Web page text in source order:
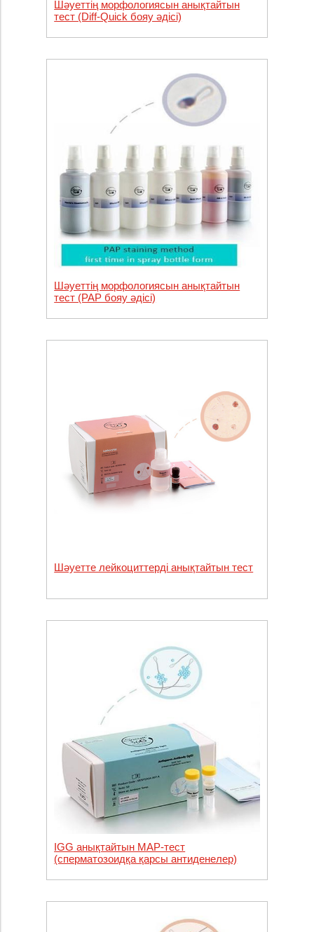
Шәуеттің морфологиясын анықтайтын
тест (Diff-Quick бояу әдісі)
Шәуеттің морфологиясын анықтайтын
тест (PAP бояу әдісі)
Шәуетте лейкоциттерді анықтайтын тест
IGG анықтайтын МАР-тест
(сперматозоидқа қарсы антиденелер)